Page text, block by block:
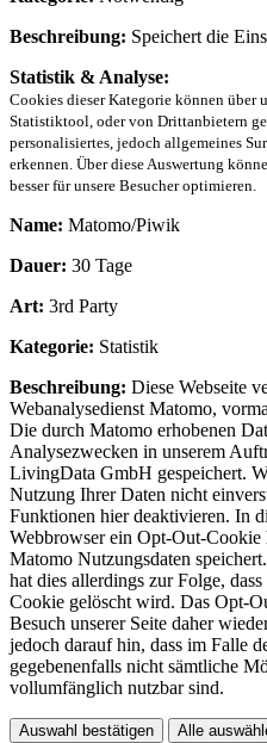
Beschreibung: Speichert die
Statistik & Analyse:
Cookies dieser Kategorie können über
Statistiktool, oder von Drittanbietern
personalisiertes, jedoch allgemeines
erkennen. Über diese Auswertung
besser für unsere Besucher optimieren.
Name: Matomo/Piwik
Dauer: 30 Tage
Art: 3rd Party
Kategorie: Statistik
Beschreibung: Diese Webseite
Webanalysedienst Matomo,
Die durch Matomo erhobenen
Analysezwecken in unserem
LivingData GmbH gespeichert.
Nutzung Ihrer Daten nicht
Funktionen hier deaktivieren. In
Webbrowser ein Opt-Out-Cookie
Matomo Nutzungsdaten
hat dies allerdings zur Folge,
Cookie gelöscht wird. Das Opt-
Besuch unserer Seite daher
jedoch darauf hin, dass im Falle
gegebenenfalls nicht sämtliche
vollumfänglich nutzbar sind.
Auswahl bestätigen Alle